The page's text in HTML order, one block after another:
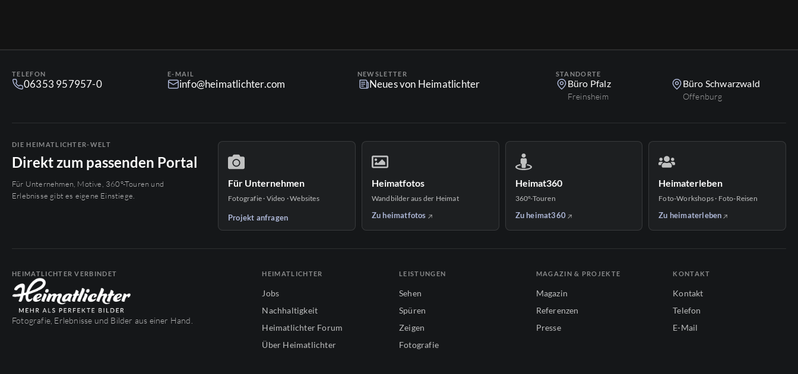
TELEFON
06353 957957-0
E-MAIL
info@heimatlichter.com
NEWSLETTER
Neues von Heimatlichter
STANDORTE
Büro Pfalz
Freinsheim
Büro Schwarzwald
Offenburg
DIE HEIMATLICHTER-WELT
Direkt zum passenden Portal
Für Unternehmen, Motive, 360°-Touren und
Erlebnisse gibt es eigene Einstiege.
Für Unternehmen
Fotografie · Video · Websites
Projekt anfragen
Heimatfotos
Wandbilder aus der Heimat
Zu heimatfotos
Heimat360
360°-Touren
Zu heimat360
Heimaterleben
Foto-Workshops · Foto-Reisen
Zu heimaterleben
HEIMATLICHTER VERBINDET
Fotografie, Erlebnisse und Bilder aus einer Hand.
HEIMATLICHTER
Jobs
Nachhaltigkeit
Heimatlichter Forum
Über Heimatlichter
LEISTUNGEN
Sehen
Spüren
Zeigen
Fotografie
MAGAZIN & PROJEKTE
Magazin
Referenzen
Presse
KONTAKT
Kontakt
Telefon
E-Mail